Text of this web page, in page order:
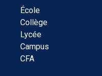
École
Collège
Lycée
Campus
CFA